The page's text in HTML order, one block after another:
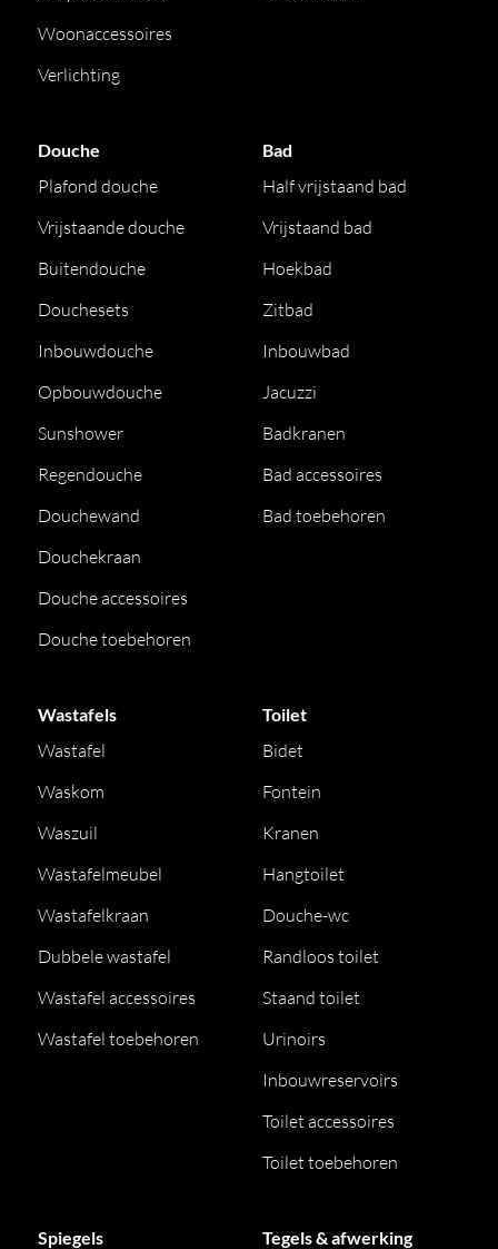
Woonaccessoires
Verlichting
Douche
Plafond douche
Vrijstaande douche
Buitendouche
Douchesets
Inbouwdouche
Opbouwdouche
Sunshower
Regendouche
Douchewand
Douchekraan
Douche accessoires
Douche toebehoren
Bad
Half vrijstaand bad
Vrijstaand bad
Hoekbad
Zitbad
Inbouwbad
Jacuzzi
Badkranen
Bad accessoires
Bad toebehoren
Wastafels
Wastafel
Waskom
Waszuil
Wastafelmeubel
Wastafelkraan
Dubbele wastafel
Wastafel accessoires
Wastafel toebehoren
Toilet
Bidet
Fontein
Kranen
Hangtoilet
Douche-wc
Randloos toilet
Staand toilet
Urinoirs
Inbouwreservoirs
Toilet accessoires
Toilet toebehoren
Spiegels Tegels & afwerking